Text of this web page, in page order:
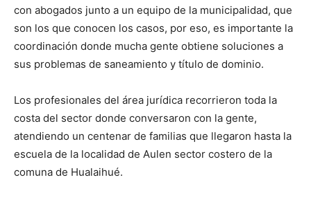
con abogados junto a un equipo de la municipalidad, que
son los que conocen los casos, por eso, es importante la
coordinación donde mucha gente obtiene soluciones a
sus problemas de saneamiento y título de dominio.
Los profesionales del área jurídica recorrieron toda la
costa del sector donde conversaron con la gente,
atendiendo un centenar de familias que llegaron hasta la
escuela de la localidad de Aulen sector costero de la
comuna de Hualaihué.